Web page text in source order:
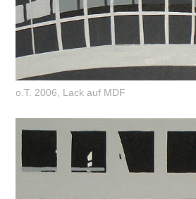
o.T. 2006, Lack auf MDF